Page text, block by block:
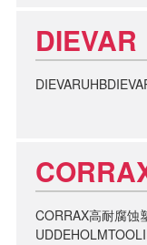
DIEVAR
CORRAX高耐腐蚀